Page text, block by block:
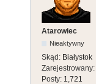
Atarowiec
Nieaktywny
Skąd: Białystok
Zarejestrowany:
Posty: 1,721